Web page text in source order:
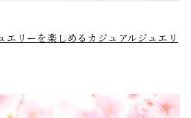
エリーを楽しめるカジュアルジュエリ